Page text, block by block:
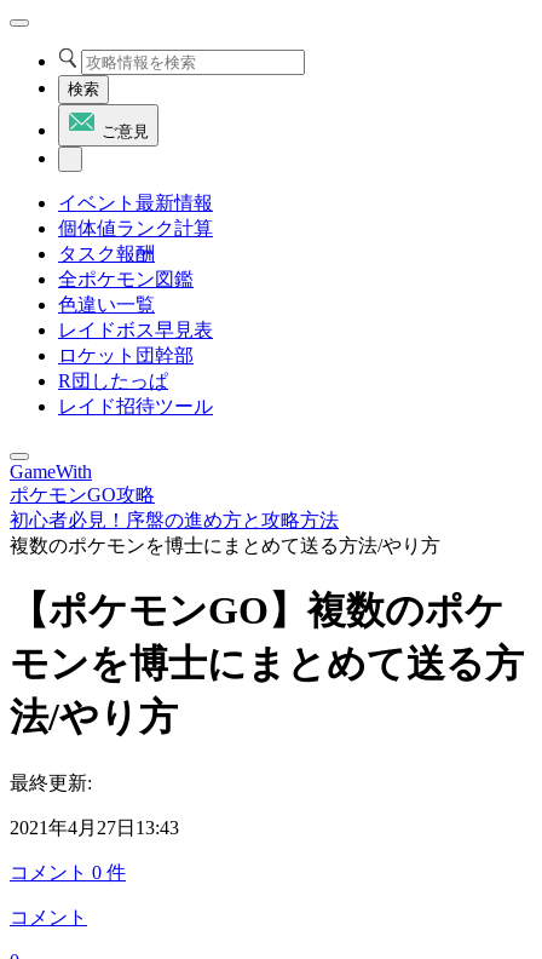
検索
ご意見
イベント最新情報
個体値ランク計算
タスク報酬
全ポケモン図鑑
色違い一覧
レイドボス早見表
ロケット団幹部
R団したっぱ
レイド招待ツール
GameWith
ポケモンGO攻略
初心者必見！序盤の進め方と攻略方法
複数のポケモンを博士にまとめて送る方法/やり方
【ポケモンGO】複数のポケ
モンを博士にまとめて送る方
法/やり方
最終更新:
2021年4月27日13:43
コメント 0 件
コメント